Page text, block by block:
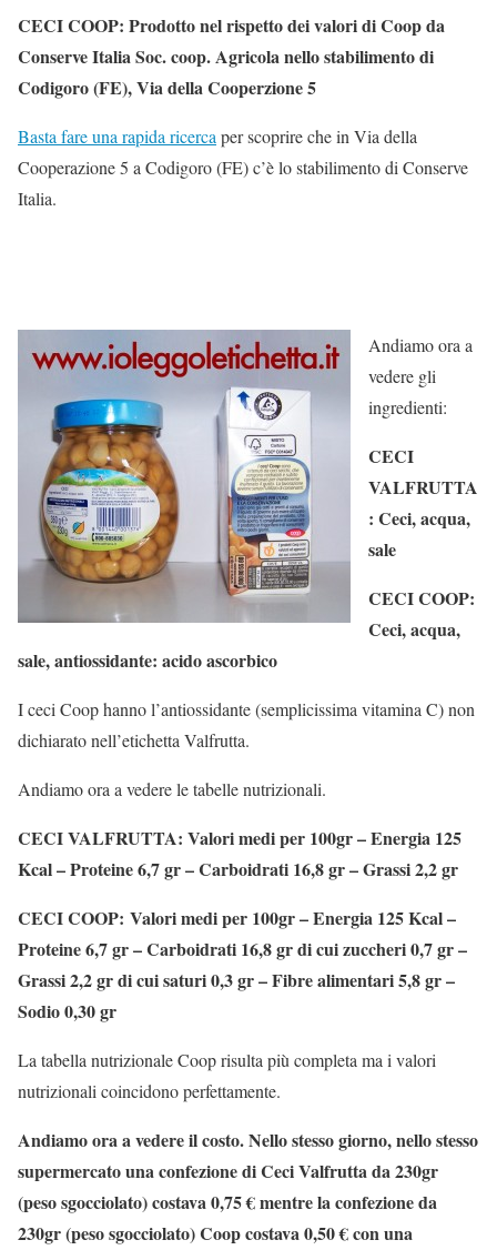
CECI COOP: Prodotto nel rispetto dei valori di Coop da
Conserve Italia Soc. coop. Agricola nello stabilimento di
Codigoro (FE), Via della Cooperzione 5
Basta fare una rapida ricerca per scoprire che in Via della
Cooperazione 5 a Codigoro (FE) c’è lo stabilimento di Conserve
Italia.
Andiamo ora a
vedere gli
ingredienti:
CECI
VALFRUTTA
: Ceci, acqua,
sale
CECI COOP:
Ceci, acqua,
sale, antiossidante: acido ascorbico
I ceci Coop hanno l’antiossidante (semplicissima vitamina C) non
dichiarato nell’etichetta Valfrutta.
Andiamo ora a vedere le tabelle nutrizionali.
CECI VALFRUTTA: Valori medi per 100gr – Energia 125
Kcal – Proteine 6,7 gr – Carboidrati 16,8 gr – Grassi 2,2 gr
CECI COOP: Valori medi per 100gr – Energia 125 Kcal –
Proteine 6,7 gr – Carboidrati 16,8 gr di cui zuccheri 0,7 gr –
Grassi 2,2 gr di cui saturi 0,3 gr – Fibre alimentari 5,8 gr –
Sodio 0,30 gr
La tabella nutrizionale Coop risulta più completa ma i valori
nutrizionali coincidono perfettamente.
Andiamo ora a vedere il costo. Nello stesso giorno, nello stesso
supermercato una confezione di Ceci Valfrutta da 230gr
(peso sgocciolato) costava 0,75 € mentre la confezione da
230gr (peso sgocciolato) Coop costava 0,50 € con una